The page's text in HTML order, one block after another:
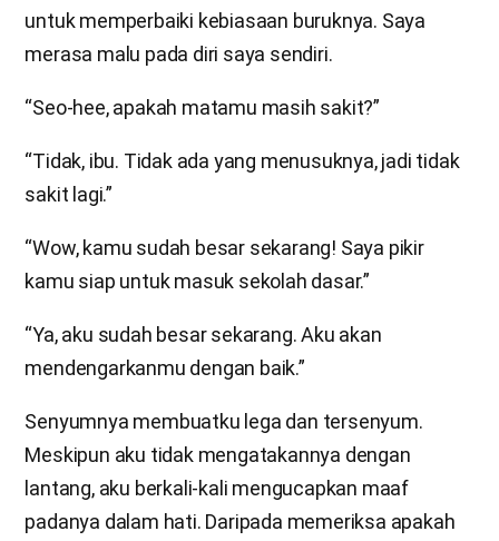
untuk memperbaiki kebiasaan buruknya. Saya
merasa malu pada diri saya sendiri.
“Seo-hee, apakah matamu masih sakit?”
“Tidak, ibu. Tidak ada yang menusuknya, jadi tidak
sakit lagi.”
“Wow, kamu sudah besar sekarang! Saya pikir
kamu siap untuk masuk sekolah dasar.”
“Ya, aku sudah besar sekarang. Aku akan
mendengarkanmu dengan baik.”
Senyumnya membuatku lega dan tersenyum.
Meskipun aku tidak mengatakannya dengan
lantang, aku berkali-kali mengucapkan maaf
padanya dalam hati. Daripada memeriksa apakah